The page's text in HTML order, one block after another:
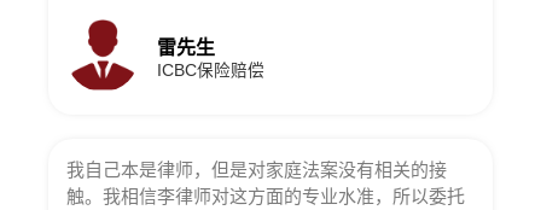
雷先生
ICBC保险赔偿
我自己本是律师，但是对家庭法案没有相关的接
触。我相信李律师对这方面的专业水准，所以委托